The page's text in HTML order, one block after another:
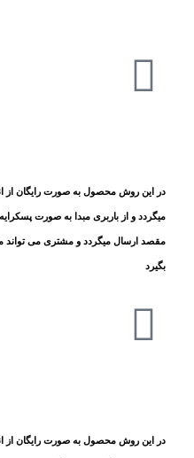
در این روش محصول به صورت رایگان از
میگردد و از باربری مبدا به صورت
مقصد ارسال میگردد و مشتری می تواند
بگیرد
در این روش محصول به صورت رایگان از